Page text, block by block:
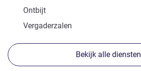
Ontbijt
Vergaderzalen
Bekijk alle diensten